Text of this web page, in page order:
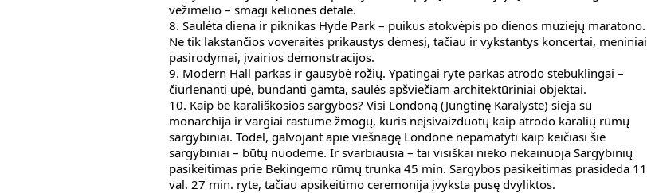
vežimėlio – smagi kelionės detalė.
8. Saulėta diena ir piknikas Hyde Park – puikus atokvėpis po dienos muziejų maratono.
Ne tik lakstančios voveraitės prikaustys dėmesį, tačiau ir vykstantys koncertai, meniniai
pasirodymai, įvairios demonstracijos.
9. Modern Hall parkas ir gausybė rožių. Ypatingai ryte parkas atrodo stebuklingai –
čiurlenanti upė, bundanti gamta, saulės apšviečiam architektūriniai objektai.
10. Kaip be karališkosios sargybos? Visi Londoną (Jungtinę Karalyste) sieja su
monarchija ir vargiai rastume žmogų, kuris neįsivaizduotų kaip atrodo karalių rūmų
sargybiniai. Todėl, galvojant apie viešnagę Londone nepamatyti kaip keičiasi šie
sargybiniai – būtų nuodėmė. Ir svarbiausia – tai visiškai nieko nekainuoja Sargybinių
pasikeitimas prie Bekingemo rūmų trunka 45 min. Sargybos pasikeitimas prasideda 11
val. 27 min. ryte, tačiau apsikeitimo ceremonija įvyksta pusę dvyliktos.